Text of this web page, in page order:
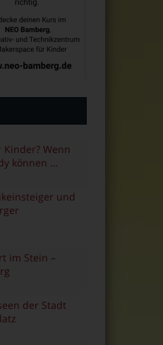
Kinder? Wenn
können …
und
im Stein –
der Stadt